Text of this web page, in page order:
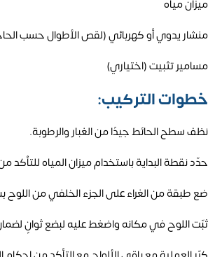
ميزان مياه
منشار يدوي أو كهربائي (لقص الأطوال حسب
مسامير تثبيت (اختياري)
خطوات التركيب:
نظف سطح الحائط جيدًا من الغبار والرطوبة.
حدّد نقطة البداية باستخدام ميزان المياه للتأكد
ضع طبقة من الغراء على الجزء الخلفي من
ثبّت اللوح في مكانه واضغط عليه لبضع ثوانٍ